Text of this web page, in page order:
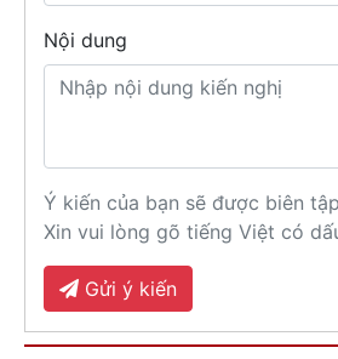
Nội dung
Ý kiến của bạn sẽ được biên
Xin vui lòng gõ tiếng Việt có
Gửi ý kiến